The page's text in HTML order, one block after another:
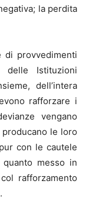
la perdita
di provvedimenti
delle Istituzioni
dell’intera
rafforzare i
vengano
le loro
con le cautele
quanto messo in
rafforzamento